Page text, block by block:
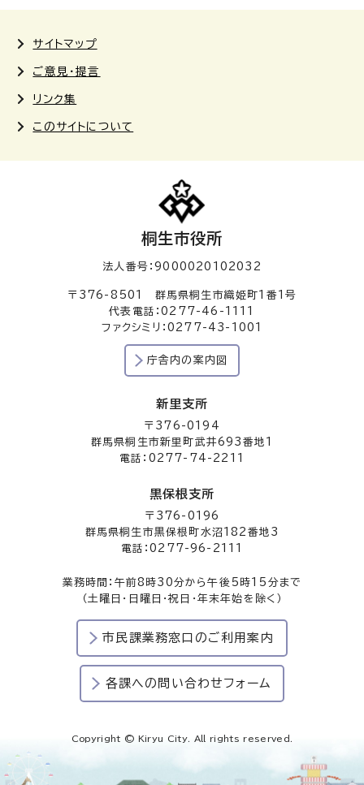
サイトマップ
ご意見・提言
リンク集
このサイトについて
桐生市役所
法人番号：9000020102032
〒376-8501 群馬県桐生市織姫町1番1号
代表電話：0277-46-1111
ファクシミリ：0277-43-1001
庁舎内の案内図
新里支所
〒376-0194
群馬県桐生市新里町武井693番地1
電話：0277-74-2211
黒保根支所
〒376-0196
群馬県桐生市黒保根町水沼182番地3
電話：0277-96-2111
業務時間：午前8時30分から午後5時15分まで
（土曜日・日曜日・祝日・年末年始を除く）
市民課業務窓口のご利用案内
各課への問い合わせフォーム
Copyright © Kiryu City. All rights reserved.